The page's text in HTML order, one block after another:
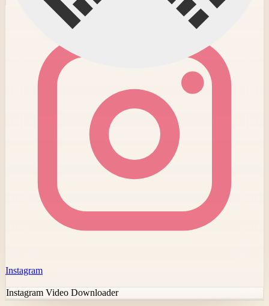
Instagram
Instagram Video Downloader